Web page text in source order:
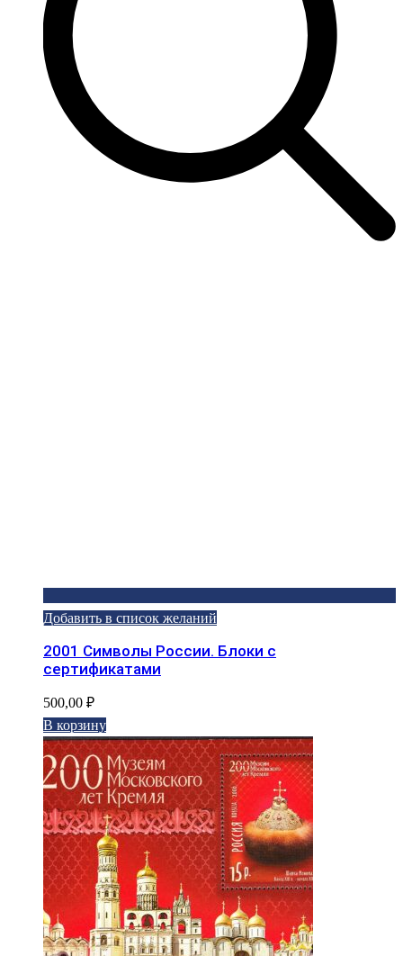
Добавить в список желаний
2001 Символы России. Блоки с
сертификатами
500,00 ₽
В корзину